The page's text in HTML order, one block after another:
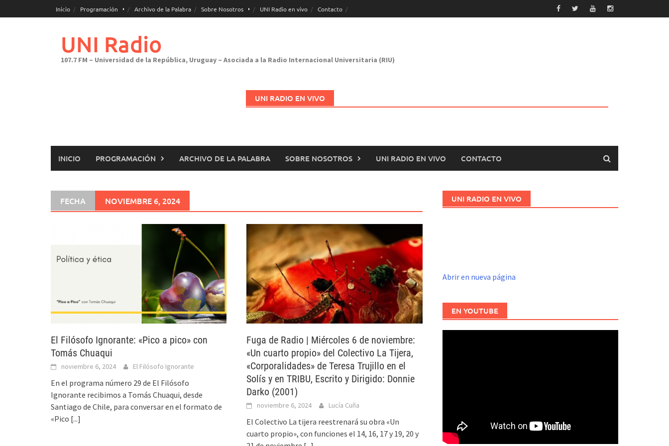
al
Inicio Programación Archivo de la Palabra Sobre Nosotros UNI Radio en vivo Contacto
UNI Radio
107.7 FM – Universidad de la República, Uruguay – Asociada a la Radio Internacional Universitaria (RIU)
UNI RADIO EN VIVO
INICIO PROGRAMACIÓN ARCHIVO DE LA PALABRA SOBRE NOSOTROS UNI RADIO EN VIVO CONTACTO
FECHA NOVIEMBRE 6, 2024
El Filósofo Ignorante: «Pico a pico» con
Tomás Chuaqui
noviembre 6, 2024 El Filósofo Ignorante
En el programa número 29 de El Filósofo
Ignorante recibimos a Tomás Chuaqui, desde
Santiago de Chile, para conversar en el formato de
«Pico [...]
Fuga de Radio | Miércoles 6 de noviembre:
«Un cuarto propio» del Colectivo La Tijera,
«Corporalidades» de Teresa Trujillo en el
Solís y en TRIBU, Escrito y Dirigido: Donnie
Darko (2001)
noviembre 6, 2024 Lucía Cuña
El Colectivo La tijera reestrenará su obra «Un
cuarto propio», con funciones el 14, 16, 17 y 19, 20 y
UNI RADIO EN VIVO
Abrir en nueva página
EN YOUTUBE